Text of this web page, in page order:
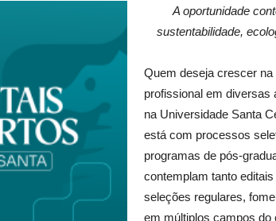
A oportunidade
sustentabilidade,
Quem deseja crescer
profissional em diversas
na Universidade Santa
está com processos
programas de pós-
contemplam tanto
seleções regulares,
em múltiplos campos do